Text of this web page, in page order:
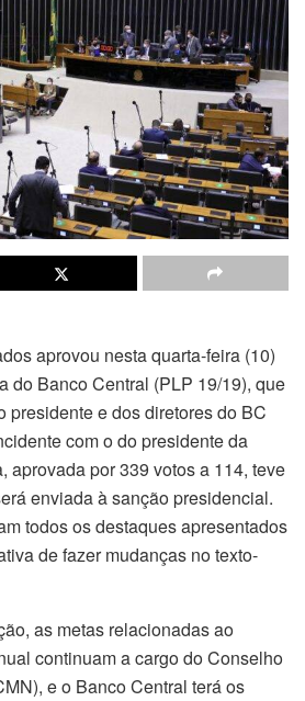
aprovou nesta quarta-feira (10)
do Banco Central (PLP 19/19), que
presidente e dos diretores do BC
com o do presidente da
aprovada por 339 votos a 114, teve
enviada à sanção presidencial.
todos osdestaquesapresentados
de fazer mudanças no texto-
as metas relacionadas ao
continuam a cargo do Conselho
e o Banco Central terá os